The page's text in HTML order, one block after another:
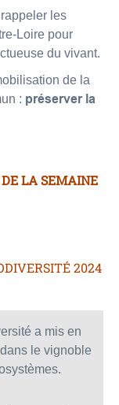
les
Loire pour
du vivant.
de la
: préserver la
LA SEMAINE
2024
a mis en
le vignoble